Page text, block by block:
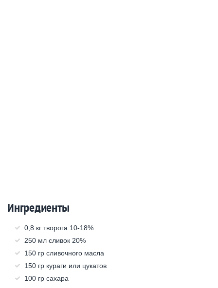
Ингредиенты
0,8 кг творога 10-18%
250 мл сливок 20%
150 гр сливочного масла
150 гр кураги или цукатов
100 гр сахара